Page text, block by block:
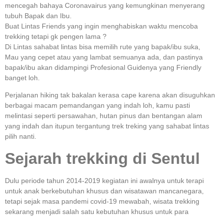
mencegah bahaya Coronavairus yang kemungkinan menyerang
tubuh Bapak dan Ibu.
Buat Lintas Friends yang ingin menghabiskan waktu mencoba
trekking tetapi gk pengen lama ?
Di Lintas sahabat lintas bisa memilih rute yang bapak/ibu suka,
Mau yang cepet atau yang lambat semuanya ada, dan pastinya
bapak/ibu akan didampingi Profesional Guidenya yang Friendly
banget loh.
Perjalanan hiking tak bakalan kerasa cape karena akan disuguhkan
berbagai macam pemandangan yang indah loh, kamu pasti
melintasi seperti persawahan, hutan pinus dan bentangan alam
yang indah dan itupun tergantung trek treking yang sahabat lintas
pilih nanti.
Sejarah trekking di Sentul
Dulu periode tahun 2014-2019 kegiatan ini awalnya untuk terapi
untuk anak berkebutuhan khusus dan wisatawan mancanegara,
tetapi sejak masa pandemi covid-19 mewabah, wisata trekking
sekarang menjadi salah satu kebutuhan khusus untuk para